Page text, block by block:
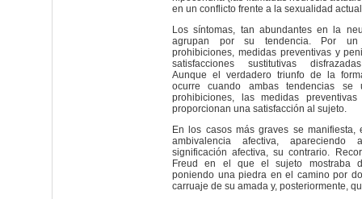
en un conflicto frente a la sexualidad
Los síntomas, tan abundantes en la
agrupan por su tendencia. Por
prohibiciones, medidas preventivas y
satisfacciones sustitutivas
Aunque el verdadero triunfo de la
ocurre cuando ambas tendencias se
prohibiciones, las medidas
proporcionan una satisfacción al sujeto.
En los casos más graves se manifiesta,
ambivalencia afectiva,
significación afectiva, su contrario.
Freud en el que el sujeto mostraba
poniendo una piedra en el camino por
carruaje de su amada y, posteriormente,